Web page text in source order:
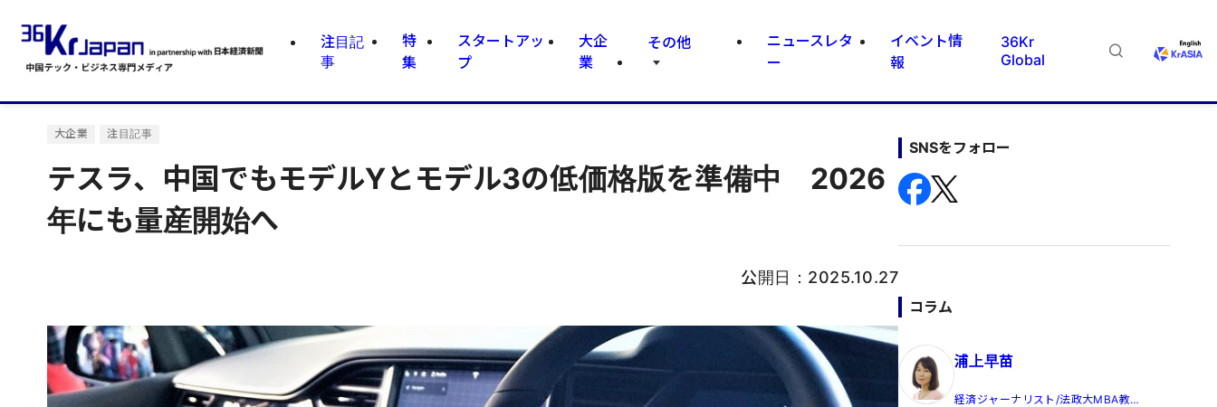
注目記
事
特
集
スタートアッ
プ
大企
業
その他
ニュースレタ
ー
イベント情
報
36Kr
Global
大企業 注目記事
テスラ、中国でもモデルYとモデル3の低価格版を準備中 2026
年にも量産開始へ
公開日： 2025.10.27
SNSをフォロー
コラム
浦上早苗
経済ジャーナリスト/法政大MBA教